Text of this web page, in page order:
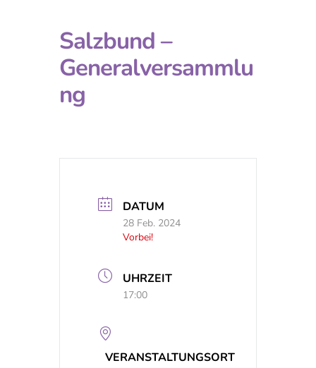
Salzbund –
Generalversammlu
ng
DATUM
28 Feb. 2024
Vorbei!
UHRZEIT
17:00
VERANSTALTUNGSORT